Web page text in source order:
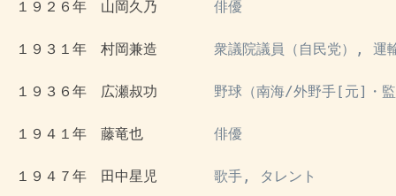
１９２６年　山岡久乃 俳優
１９３１年　村岡兼造 衆議院議員（自民党）,
１９３６年　広瀬叔功 野球（南海/外野手[元]・
１９４１年　藤竜也 俳優
１９４７年　田中星児 歌手, タレント